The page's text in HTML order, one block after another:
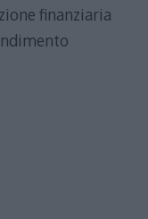
finanziaria